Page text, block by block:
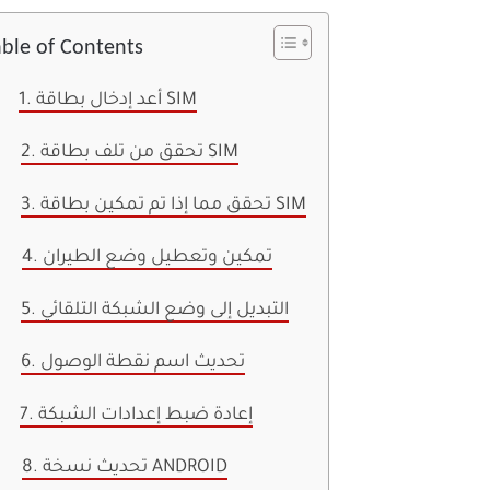
of Contents
1. أعد إدخال بطاقة SIM
2. تحقق من تلف بطاقة SIM
3. تحقق مما إذا تم تمكين بطاقة SIM
4. تمكين وتعطيل وضع الطيران
5. التبديل إلى وضع الشبكة التلقائي
6. تحديث اسم نقطة الوصول
7. إعادة ضبط إعدادات الشبكة
8. تحديث نسخة ANDROID